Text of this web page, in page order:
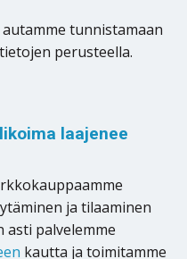
tunnistamaan
perusteella.
laajenee
ja tilaaminen
asti palvelemme
kautta ja toimitamme